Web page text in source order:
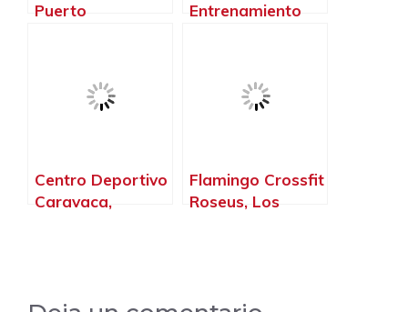
Puerto
Entrenamiento
Centro Deportivo
Caravaca,
Flamingo Crossfit
Roseus, Los